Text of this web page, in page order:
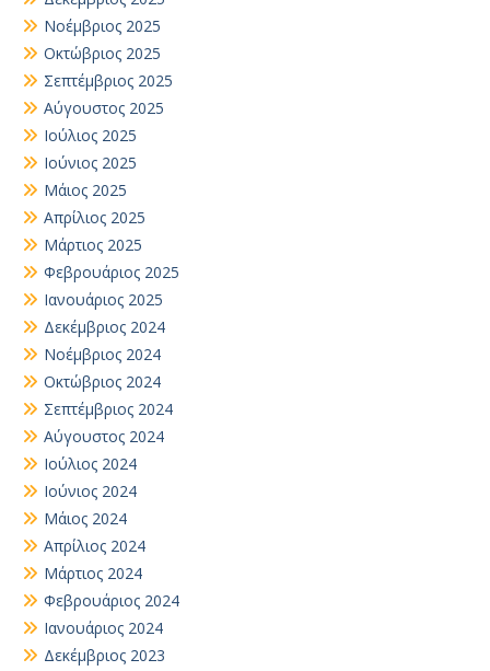
Νοέμβριος 2025
Οκτώβριος 2025
Σεπτέμβριος 2025
Αύγουστος 2025
Ιούλιος 2025
Ιούνιος 2025
Μάιος 2025
Απρίλιος 2025
Μάρτιος 2025
Φεβρουάριος 2025
Ιανουάριος 2025
Δεκέμβριος 2024
Νοέμβριος 2024
Οκτώβριος 2024
Σεπτέμβριος 2024
Αύγουστος 2024
Ιούλιος 2024
Ιούνιος 2024
Μάιος 2024
Απρίλιος 2024
Μάρτιος 2024
Φεβρουάριος 2024
Ιανουάριος 2024
Δεκέμβριος 2023